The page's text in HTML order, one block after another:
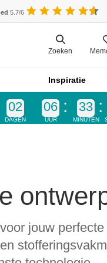
5.7/6
Zoeken
Inspiratie
02
DAGEN
06
UUR
33
MINUTEN
jouw